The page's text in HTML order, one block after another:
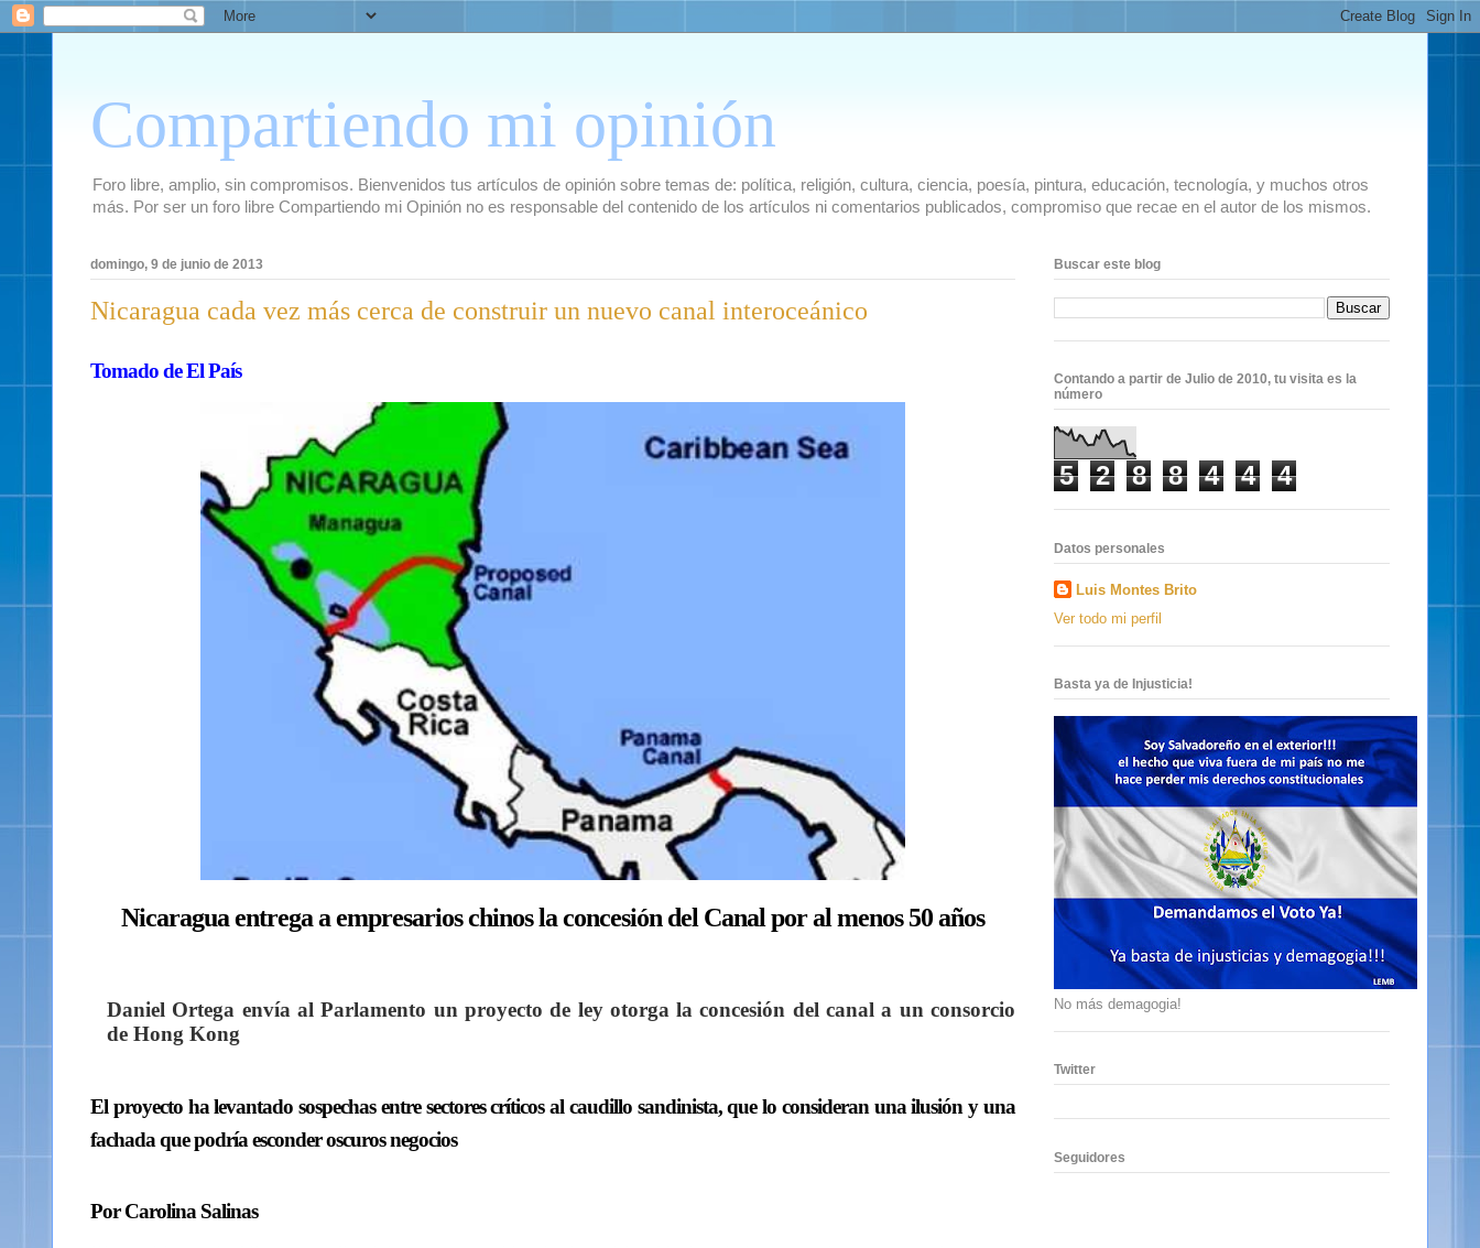
Compartiendo mi opinión
Foro libre, amplio, sin compromisos. Bienvenidos tus artículos de opinión sobre temas de: política, religión, cultura, ciencia, poesía, pintura, educación, tecnología, y muchos otros
más. Por ser un foro libre Compartiendo mi Opinión no es responsable del contenido de los artículos ni comentarios publicados, compromiso que recae en el autor de los mismos.
domingo, 9 de junio de 2013
Nicaragua cada vez más cerca de construir un nuevo canal interoceánico
Tomado de El País
Nicaragua entrega a empresarios chinos la concesión del Canal por al menos 50 años
Daniel Ortega envía al Parlamento un proyecto de ley otorga la concesión del canal a un consorcio
de Hong Kong
El proyecto ha levantado sospechas entre sectores críticos al caudillo sandinista, que lo consideran una ilusión y una
fachada que podría esconder oscuros negocios
Por Carolina Salinas
Buscar este blog
Contando a partir de Julio de 2010, tu visita es la
número
5 2 8 8 4 4 4
Datos personales
Luis Montes Brito
Ver todo mi perfil
Basta ya de Injusticia!
No más demagogia!
Twitter
Seguidores